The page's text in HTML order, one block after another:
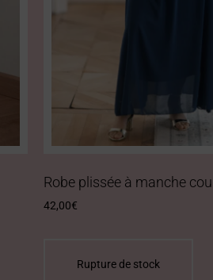
Robe plissée à manche
42,00€